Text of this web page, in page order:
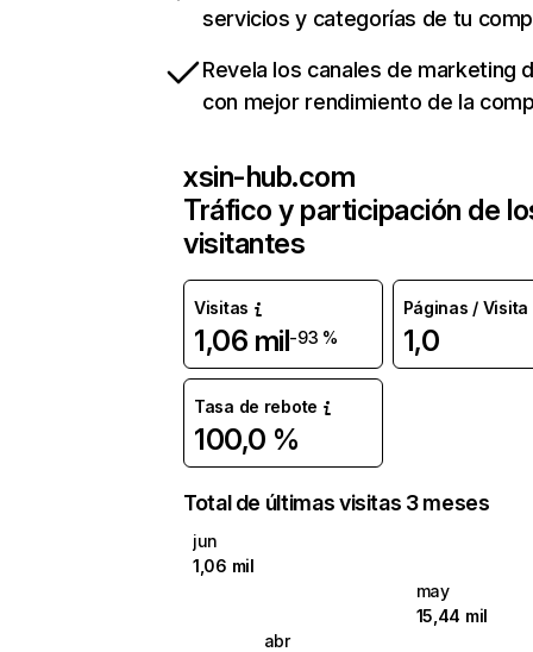
servicios y categorías de tu
Revela los canales de marketing
con mejor rendimiento de la
xsin-hub.com
Tráfico y participación de
visitantes
Visitas
1,06 mil-93 %
Páginas / Visita
1,0
Tasa de rebote
100,0 %
Total de últimas visitas 3 meses
jun
1,06 mil
may
15,44 mil
abr